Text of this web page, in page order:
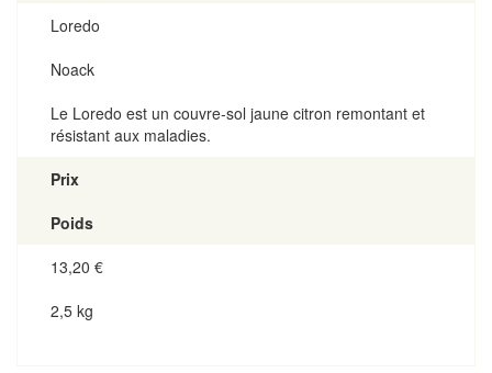
Loredo
Noack
Le Loredo est un couvre-sol jaune citron remontant et
résistant aux maladies.
Prix
Poids
13,20 €
2,5 kg